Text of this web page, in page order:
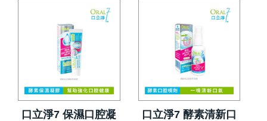
口立淨7 保濕口腔凝
口立淨7 酵素清新口